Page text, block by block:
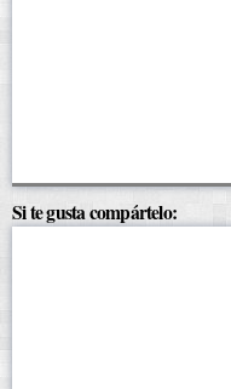
Si te gusta compártelo: